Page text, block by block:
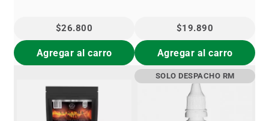
$26.800
Agregar al carro
$19.890
Agregar al carro
SOLO DESPACHO RM